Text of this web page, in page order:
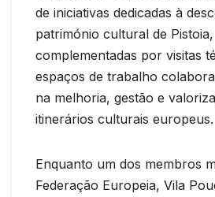
de iniciativas dedicadas à
património cultural de Pistoia,
complementadas por visitas
espaços de trabalho
na melhoria, gestão e
itinerários culturais europeus.
Enquanto um dos membros
Federação Europeia, Vila